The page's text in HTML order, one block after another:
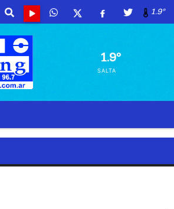
1.9º
1.9º
SALTA